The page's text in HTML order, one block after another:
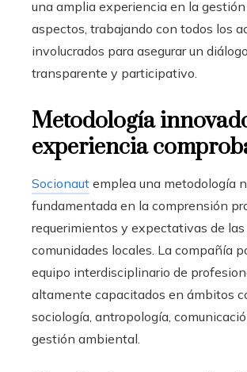
una amplia experiencia en la
aspectos, trabajando con todos los
involucrados para asegurar un
transparente y participativo.
Metodología
experiencia
Socionaut emplea una metodología
fundamentada en la comprensión
requerimientos y expectativas de las
comunidades locales. La compañía
equipo interdisciplinario de
altamente capacitados en ámbitos
sociología, antropología,
gestión ambiental.